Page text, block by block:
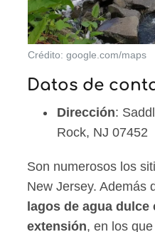
Crédito: google.com/maps
Datos de
Dirección:
Rock, NJ 07452
Son numerosos los
New Jersey. Además
lagos de agua dulce
extensión, en los